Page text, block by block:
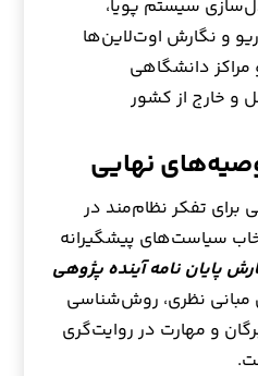
سیستم پویا،
و نگارش اوت‌لاین‌ها
دانشگاهی
و خارج از کشور
نهایی
برای تفکر نظام‌مند در
سیاست‌های پیشگیرانه
پایان نامه آینده پژوهی
مبانی نظری، روش‌شناسی
و مهارت در روایت‌گری